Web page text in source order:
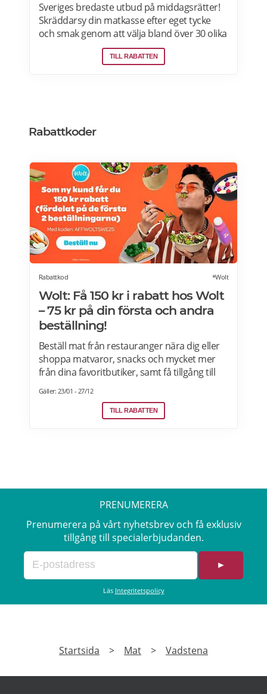
Sveriges bredaste utbud på middagsrätter!
Skräddarsy din matkasse efter eget tycke
och smak genom att välja bland över 30 olika
rätter – varje vecka! Din matkasse levereras
direkt till din dörr. Du kan skräddarsy din
TILL RABATTEN
Rabattkoder
Rabattkod *Wolt
Wolt: Få 150 kr i rabatt hos Wolt
– 75 kr på din första och andra
beställning!
Beställ mat från restauranger nära dig eller
shoppa matvaror, snacks och mycket mer
från dina favoritbutiker, samt få tillgång till
Efter att du klickat på "Till rabatten" får du en
Gäller: 23/01 - 27/12
TILL RABATTEN
PRENUMERERA
Prenumerera på vårt nyhetsbrev och få exklusiv
tillgång till specialerbjudanden.
►
Läs Integritetspolicy
Startsida > Mat > Vadstena